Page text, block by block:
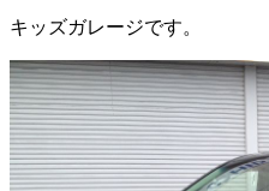
キッズガレージです。